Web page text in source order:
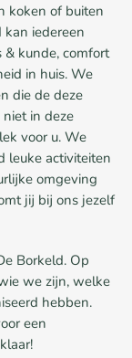
koken of buiten
iedereen
& kunde, comfort
in huis. We
die de deze
in deze
voor u. We
leuke activiteiten
omgeving
jij bij ons jezelf
Borkeld. Op
we zijn, welke
hebben.
een